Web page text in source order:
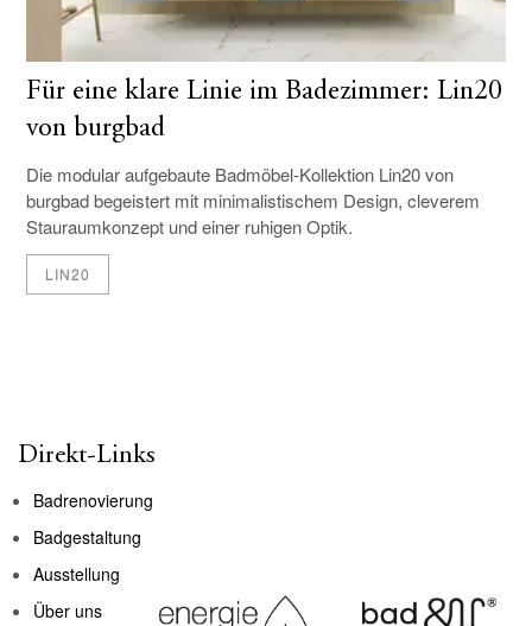
Für eine klare Linie im Badezimmer: Lin20
von burgbad
Die modular aufgebaute Badmöbel-Kollektion Lin20 von
burgbad begeistert mit minimalistischem Design, cleverem
Stauraumkonzept und einer ruhigen Optik.
LIN20
Direkt-Links
Badrenovierung
Badgestaltung
Ausstellung
Über uns